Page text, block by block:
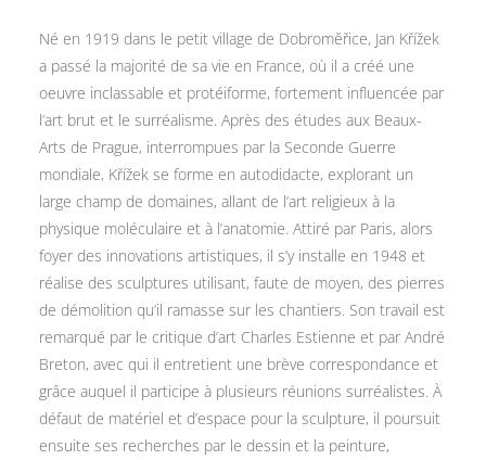
Né en 1919 dans le petit village de Dobroměřice, Jan Křížek
a passé la majorité de sa vie en France, où il a créé une
oeuvre inclassable et protéiforme, fortement influencée par
l’art brut et le surréalisme. Après des études aux Beaux-
Arts de Prague, interrompues par la Seconde Guerre
mondiale, Křížek se forme en autodidacte, explorant un
large champ de domaines, allant de l’art religieux à la
physique moléculaire et à l’anatomie. Attiré par Paris, alors
foyer des innovations artistiques, il s’y installe en 1948 et
réalise des sculptures utilisant, faute de moyen, des pierres
de démolition qu’il ramasse sur les chantiers. Son travail est
remarqué par le critique d’art Charles Estienne et par André
Breton, avec qui il entretient une brève correspondance et
grâce auquel il participe à plusieurs réunions surréalistes. À
défaut de matériel et d’espace pour la sculpture, il poursuit
ensuite ses recherches par le dessin et la peinture,